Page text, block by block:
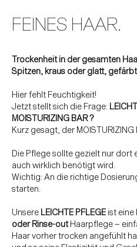
FEINES HAAR.
Trockenheit in der gesamten
Spitzen, kraus oder glatt,
Hier fehlt Feuchtigkeit!
Jetzt stellt sich die Frage:
MOISTURIZING BAR?
Kurz gesagt, der MOISTURIZING
Die Pflege sollte gezielt nur
auch wirklich benötigt wird.
Wichtig: An die richtige
starten.
Unsere LEICHTE PFLEGE ist
oder Rinse-outHaarpflege –
Haar vorher trocken angefühlt